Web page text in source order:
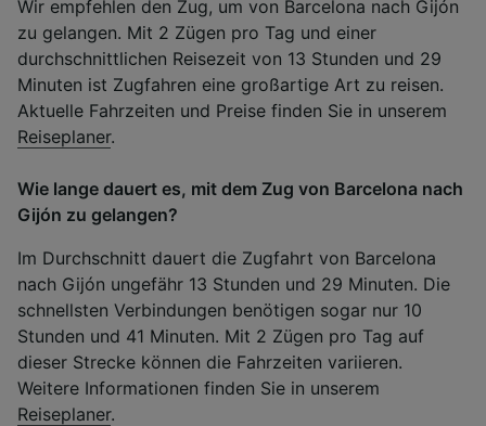
Wir empfehlen den Zug, um von Barcelona nach Gijón
zu gelangen. Mit 2 Zügen pro Tag und einer
durchschnittlichen Reisezeit von 13 Stunden und 29
Minuten ist Zugfahren eine großartige Art zu reisen.
Aktuelle Fahrzeiten und Preise finden Sie in unserem
Reiseplaner.
Wie lange dauert es, mit dem Zug von Barcelona nach
Gijón zu gelangen?
Im Durchschnitt dauert die Zugfahrt von Barcelona
nach Gijón ungefähr 13 Stunden und 29 Minuten. Die
schnellsten Verbindungen benötigen sogar nur 10
Stunden und 41 Minuten. Mit 2 Zügen pro Tag auf
dieser Strecke können die Fahrzeiten variieren.
Weitere Informationen finden Sie in unserem
Reiseplaner.